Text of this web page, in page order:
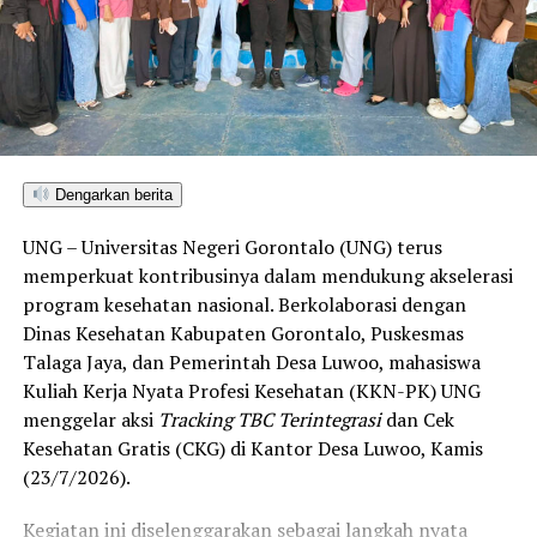
Sulawesi Utara. Skor ini melampaui target yang
ditetapkan dan mengantarkan Kota Gorontalo menjadi
satu-satunya daerah di wilayah tersebut yang
menembus kategori “Unggul”. Sementara kabupaten lain
di Gorontalo masih berada pada kategori “Berkembang”
tertinggi di kawasan SulutGo sebagaimana dipaparkan
dalam Rakorwil TPAKD,” ungkap Wawali Indra Gobel
usai kegiatan.
Indra menambahkan, skor IKAD ini membuktikan bahwa
tingkat keterjangkauan, pemanfaatan, serta inklusivitas
layanan keuangan bagi masyarakat di Kota Gorontalo
berada di posisi terdepan.
Dengarkan berita
UNG – Universitas Negeri Gorontalo (UNG) terus
memperkuat kontribusinya dalam mendukung akselerasi
program kesehatan nasional. Berkolaborasi dengan
Dinas Kesehatan Kabupaten Gorontalo, Puskesmas
Talaga Jaya, dan Pemerintah Desa Luwoo, mahasiswa
Kuliah Kerja Nyata Profesi Kesehatan (KKN-PK) UNG
menggelar aksi Tracking TBC Terintegrasidan Cek
Kesehatan Gratis (CKG) di Kantor Desa Luwoo, Kamis
(23/7/2026).
Kegiatan ini diselenggarakan sebagai langkah nyata